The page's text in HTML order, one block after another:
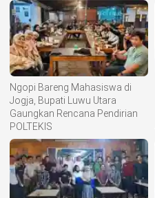
Ngopi Bareng Mahasiswa di
Jogja, Bupati Luwu Utara
Gaungkan Rencana Pendirian
POLTEKIS